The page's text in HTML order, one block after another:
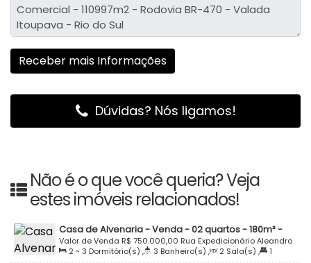
Dúvidas? Nós ligamos!
Não é o que você queria? Veja
estes imóveis relacionados!
Casa de Alvenaria - Venda - 02 quartos - 180m² -
Semi Mobiliada - Rua Expedicionário Aleandro
Stedile - Valada Itoupava - Rio do Sul
R$ 750.000,00
Valor de Venda
Rua Expedicionário Aleandro
Stedille, 270, 89162-718, Valada Itoupava, Rio do Sul, Santa
2 ~ 3 Dormitório(s) , 3 Banheiro(s) , 2 Sala(s) ,
1